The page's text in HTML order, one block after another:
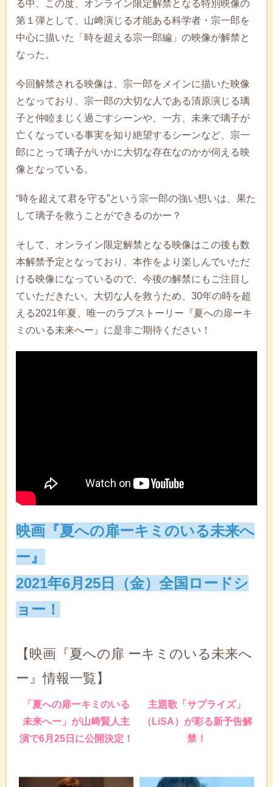
る中、この度、オンライン限定解禁となる特別映像の
第１弾として、山﨑演じる才能ある科学者・宗一郎を
中心に描いた「時を超える宗一郎編」の映像が解禁と
なった。
今回解禁される映像は、宗一郎をメインに描いた映像
となっており、宗一郎の大切な人である清原演じる璃
子と仲睦まじく過ごすシーンや、一方、未来で璃子が
亡くなっている事実を知り絶望するシーンなど、宗一
郎にとって璃子がいかに大切な存在なのかが伺える映
像となっている。
“時を超えて君を守る”という宗一郎の強い想いは、果た
して璃子を救うことができるのかー？
そして、オンライン限定解禁となる映像はこの後も数
本解禁予定となっており、本作をより楽しんでいただ
ける映像になっているので、今後の解禁にもご注目し
ていただきたい。大切な人を救うため、30年の時を超
える2021年夏、唯一のラブストーリー『夏への扉ーキ
ミのいる未来へー』に是非ご期待ください！
映画『夏への扉ーキミのいる未来へ
ー』
2021年6月25日（金）全国ロードシ
ョー！
【映画『夏への扉 ーキミのいる未来へ
ー』情報一覧】
「夏への扉ーキミのいる
未来へー」が山﨑賢人主
演で6月25日に公開決定！
主題歌「サプライズ」
（LiSA）が彩る新予告解
禁！